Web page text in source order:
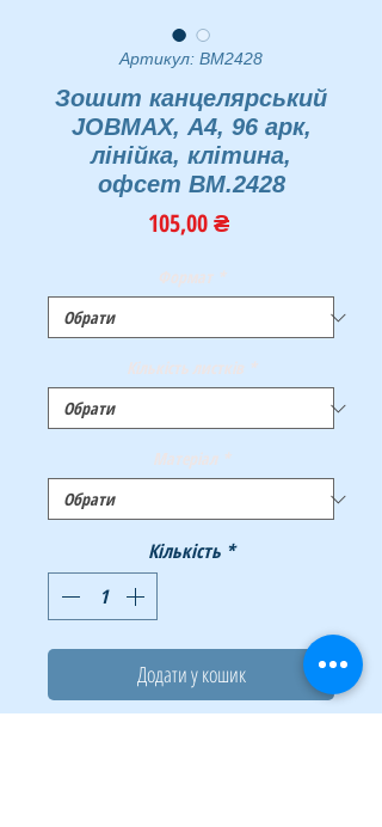
Артикул: BM2428
Зошит канцелярський
JOBMAX, А4, 96 арк,
лінійка, клітина,
офсет BM.2428
105,00 ₴Ціна
Формат *
Кількість листків *
Матеріал *
Кількість *
Додати у кошик